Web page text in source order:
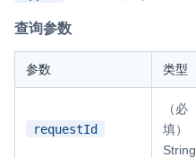
查询参数
参数 类型
requestId
（必
填）
String